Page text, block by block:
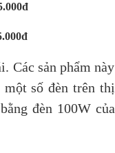
Các sản phẩm này
số đèn trên thị
đèn 100W của